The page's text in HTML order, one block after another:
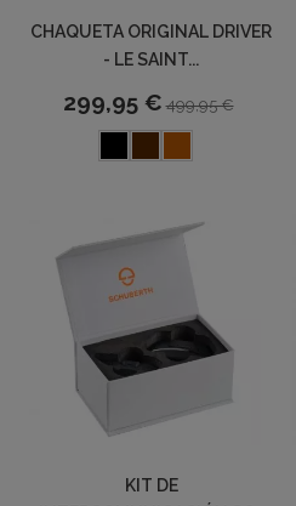
CHAQUETA ORIGINAL DRIVER
- LE SAINT...
299,95 € 499,95 €
KIT DE